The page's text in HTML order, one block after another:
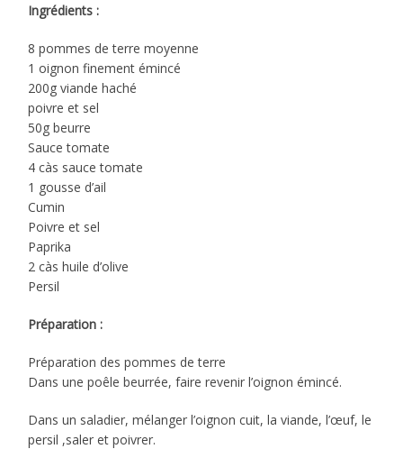
Ingrédients :
8 pommes de terre moyenne
1 oignon finement émincé
200g viande haché
poivre et sel
50g beurre
Sauce tomate
4 càs sauce tomate
1 gousse d’ail
Cumin
Poivre et sel
Paprika
2 càs huile d’olive
Persil
Préparation :
Préparation des pommes de terre
Dans une poêle beurrée, faire revenir l’oignon émincé.
Dans un saladier, mélanger l’oignon cuit, la viande, l’œuf, le
persil ,saler et poivrer.